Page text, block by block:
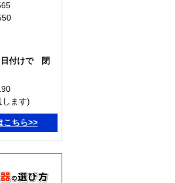
日付けで 閉
ます)
こちら>>